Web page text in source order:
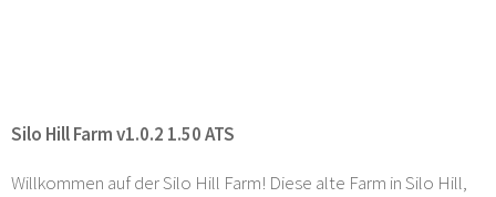
Silo Hill Farm v1.0.2 1.50 ATS
Willkommen auf der Silo Hill Farm! Diese alte Farm in Silo Hill,